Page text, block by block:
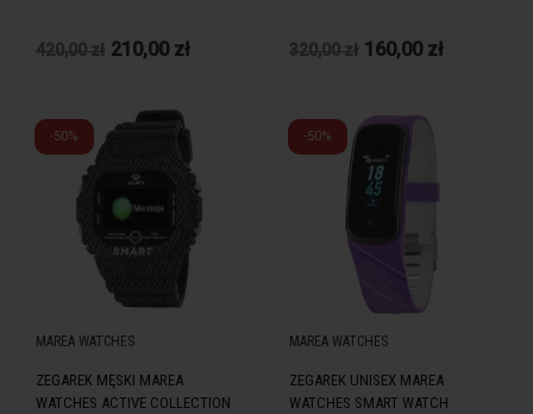
420,00 zł 210,00 zł 320,00 zł 160,00 zł
-50%
MAREA WATCHES
ZEGAREK MĘSKI MAREA
WATCHES ACTIVE COLLECTION
-50%
MAREA WATCHES
ZEGAREK UNISEX MAREA
WATCHES SMART WATCH